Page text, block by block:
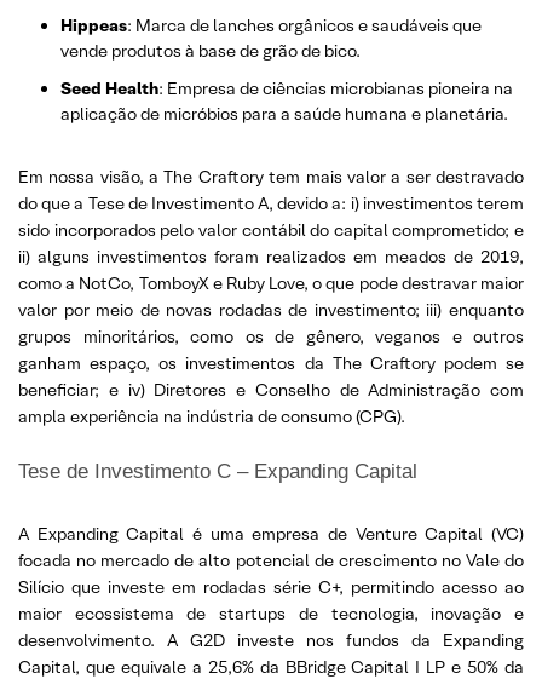
Hippeas: Marca de lanches orgânicos e saudáveis ​​que
vende produtos à base de grão de bico.
Seed Health: Empresa de ciências microbianas pioneira na
aplicação de micróbios para a saúde humana e planetária.
Em nossa visão, a The Craftory tem mais valor a ser destravado
do que a Tese de Investimento A, devido a: i) investimentos terem
sido incorporados pelo valor contábil do capital comprometido; e
ii) alguns investimentos foram realizados em meados de 2019,
como a NotCo, TomboyX e Ruby Love, o que pode destravar maior
valor por meio de novas rodadas de investimento; iii) enquanto
grupos minoritários, como os de gênero, veganos e outros
ganham espaço, os investimentos da The Craftory podem se
beneficiar; e iv) Diretores e Conselho de Administração com
ampla experiência na indústria de consumo (CPG).
Tese de Investimento C – Expanding Capital
A Expanding Capital é uma empresa de Venture Capital (VC)
focada no mercado de alto potencial de crescimento no Vale do
Silício que investe em rodadas série C+, permitindo acesso ao
maior ecossistema de startups de tecnologia, inovação e
desenvolvimento. A G2D investe nos fundos da Expanding
Capital, que equivale a 25,6% da BBridge Capital I LP e 50% da